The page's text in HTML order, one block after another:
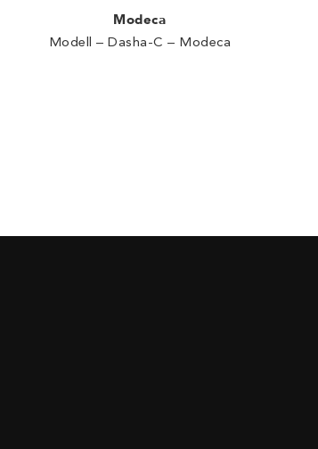
Modeca
Modell – Dasha-C – Modeca